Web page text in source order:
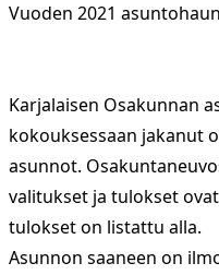
Vuoden 2021
Karjalaisen Osakunnan
kokouksessaan jakanut
asunnot.
valitukset ja tulokset
tulokset on listattu alla.
Asunnon saaneen on